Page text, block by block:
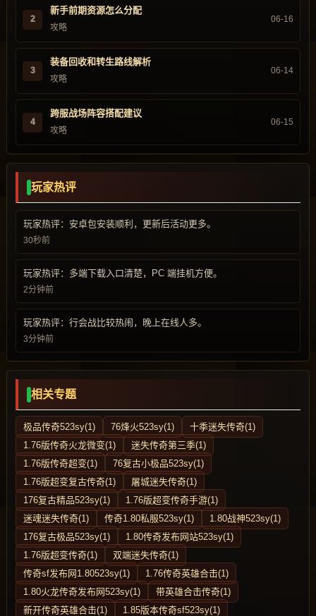
2
新手前期资源怎么分配
攻略
06-16
3
装备回收和转生路线解析
攻略
06-14
4
跨服战场阵容搭配建议
攻略
06-15
玩家热评
玩家热评：安卓包安装顺利，更新后活动更多。
30秒前
玩家热评：多端下载入口清楚，PC 端挂机方便。
2分钟前
玩家热评：行会战比较热闹，晚上在线人多。
3分钟前
相关专题
极品传奇523sy(1) 76烽火523sy(1)
十季迷失传奇(1)
1.76版传奇火龙微变(1)
迷失传奇第三季(1)
1.76版传奇超变(1)
76复古小极品523sy(1)
1.76版超变复古传奇(1)
屠城迷失传奇(1)
176复古精品523sy(1)
1.76版超变传奇手游(1)
迷魂迷失传奇(1)
传奇1.80私服523sy(1)
1.80战神523sy(1)
176复古极品523sy(1)
1.80传奇发布网站523sy(1)
1.76版超变传奇(1)
双端迷失传奇(1)
传奇sf发布网1.80523sy(1)
1.76传奇英雄合击(1)
1.80火龙传奇发布网523sy(1)
带英雄合击传奇(1)
新开传奇英雄合击(1)
1.85版本传奇sf523sy(1)